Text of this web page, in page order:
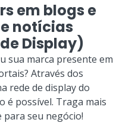
em blogs e
notícias
Display)
sua marca presente em
Através dos
rede de display do
é possível. Traga mais
para seu negócio!